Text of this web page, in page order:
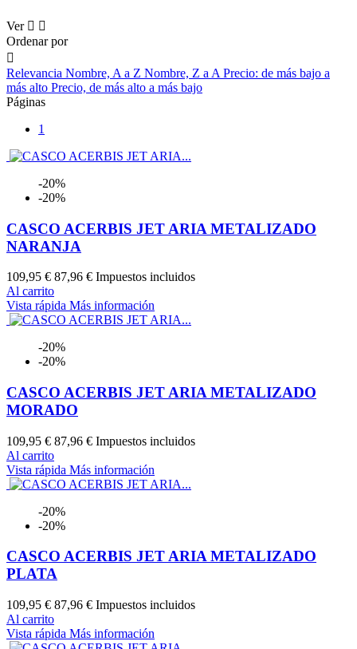
Ver  
Ordenar por

Relevancia Nombre, A a Z Nombre, Z a A Precio: de más bajo a
más alto Precio, de más alto a más bajo
Páginas
1
-20%
-20%
CASCO ACERBIS JET ARIA METALIZADO
NARANJA
109,95 € 87,96 € Impuestos incluidos
Al carrito
Vista rápida Más información
-20%
-20%
CASCO ACERBIS JET ARIA METALIZADO
MORADO
109,95 € 87,96 € Impuestos incluidos
Al carrito
Vista rápida Más información
-20%
-20%
CASCO ACERBIS JET ARIA METALIZADO
PLATA
109,95 € 87,96 € Impuestos incluidos
Al carrito
Vista rápida Más información